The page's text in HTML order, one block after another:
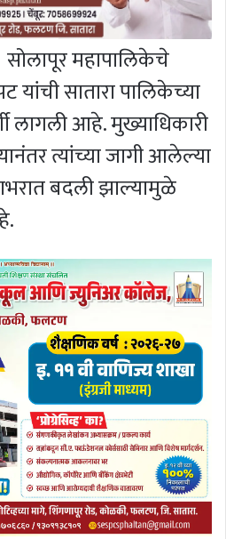
सोलापूर महापालिकेचे
यांची सातारा पालिकेच्या
लागली आहे. मुख्याधिकारी
त्यांच्या जागी आलेल्या
बदली झाल्यामुळे